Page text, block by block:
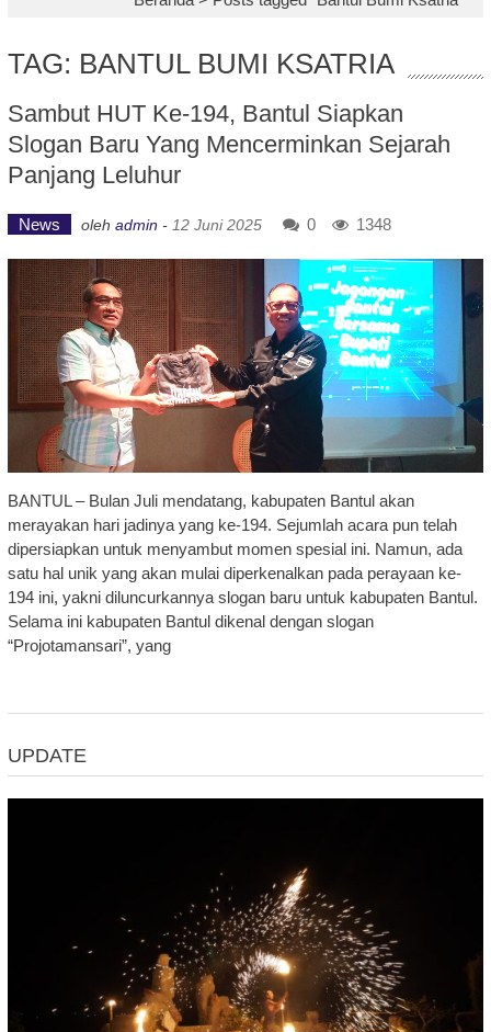
TAG: BANTUL BUMI KSATRIA
Sambut HUT Ke-194, Bantul Siapkan
Slogan Baru Yang Mencerminkan Sejarah
Panjang Leluhur
News oleh admin - 12 Juni 2025 0 1348
BANTUL – Bulan Juli mendatang, kabupaten Bantul akan
merayakan hari jadinya yang ke-194. Sejumlah acara pun telah
dipersiapkan untuk menyambut momen spesial ini. Namun, ada
satu hal unik yang akan mulai diperkenalkan pada perayaan ke-
194 ini, yakni diluncurkannya slogan baru untuk kabupaten Bantul.
Selama ini kabupaten Bantul dikenal dengan slogan
“Projotamansari”, yang
UPDATE